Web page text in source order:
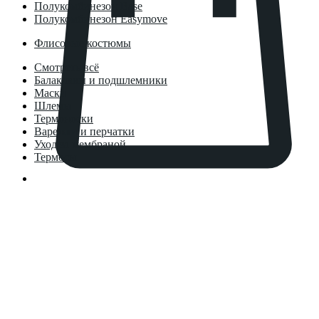
Полукомбинезон Base
Полукомбинезон Easymove
Флисовые костюмы
Смотреть всё
Балаклавы и подшлемники
Маски
Шлемы
Термоноски
Варежки и перчатки
Уход за мембраной
Термосы